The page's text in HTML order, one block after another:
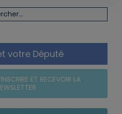
votre Député
ET RECEVOIR LA